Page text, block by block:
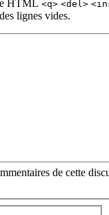
HTML <q> <del>
lignes vides.
de cette